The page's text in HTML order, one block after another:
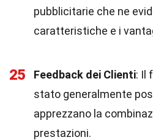
pubblicitarie che ne
caratteristiche e i
25 Feedback dei Clienti: Il
stato generalmente
apprezzano la
prestazioni.